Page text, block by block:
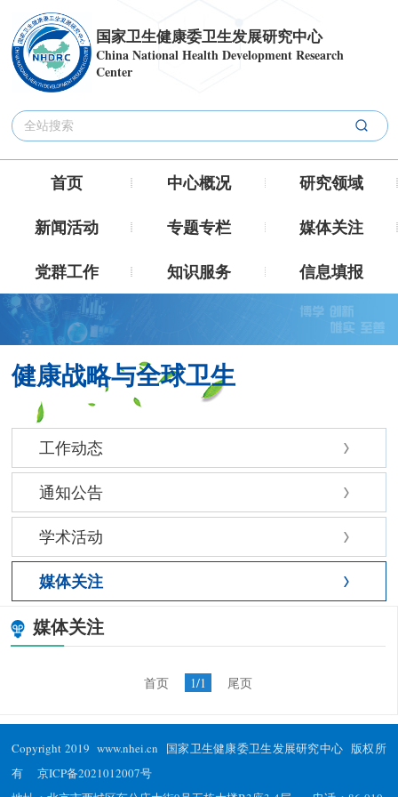
国家卫生健康委卫生发展研究中心
China National Health Development Research
Center
首页 中心概况
研究领域
新闻活动
专题专栏
媒体关注
党群工作
知识服务 信息填报
健康战略与全球卫生
工作动态
通知公告
学术活动
媒体关注
媒体关注
首页 1/1 尾页
Copyright 2019 www.nhei.cn 国家卫生健康委卫生发展研究中心 版权所
有京ICP备2021012007号